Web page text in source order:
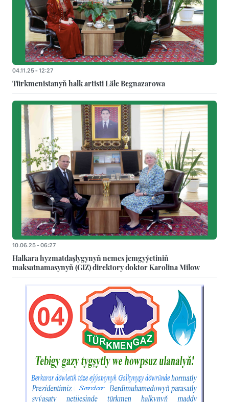
04.11.25 - 12:27
Türkmenistanyň halk artisti Läle Begnazarowa
10.06.25 - 06:27
Halkara hyzmatdaşlygynyň nemes jemgyýetiniň
maksatnamasynyň (GIZ) direktory doktor Karolina Milow